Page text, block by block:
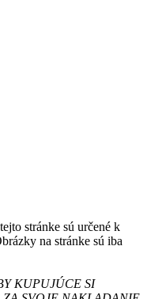
stránke sú určené k
na stránke sú iba
KUPUJÚCE SI